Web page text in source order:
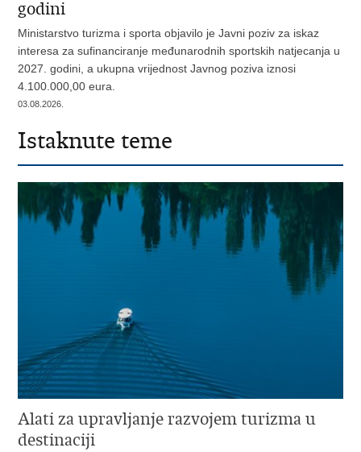
godini
Ministarstvo turizma i sporta objavilo je Javni poziv za iskaz
interesa za sufinanciranje međunarodnih sportskih natjecanja u
2027. godini, a ukupna vrijednost Javnog poziva iznosi
4.100.000,00 eura.
03.08.2026.
Istaknute teme
Alati za upravljanje razvojem turizma u
destinaciji